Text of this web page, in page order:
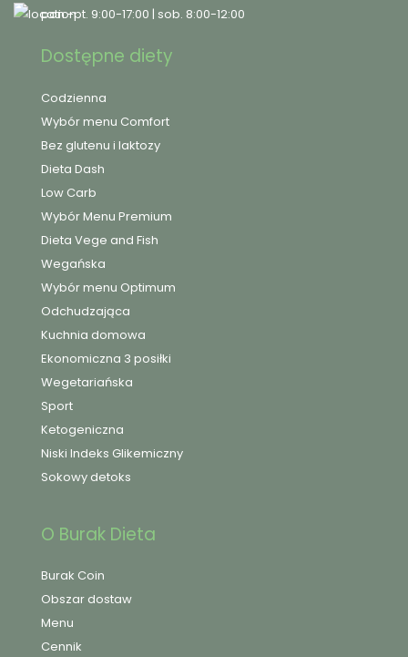
pon.-pt. 9:00-17:00 | sob. 8:00-12:00
Dostępne diety
Codzienna
Wybór menu Comfort
Bez glutenu i laktozy
Dieta Dash
Low Carb
Wybór Menu Premium
Dieta Vege and Fish
Wegańska
Wybór menu Optimum
Odchudzająca
Kuchnia domowa
Ekonomiczna 3 posiłki
Wegetariańska
Sport
Ketogeniczna
Niski Indeks Glikemiczny
Sokowy detoks
O Burak Dieta
Burak Coin
Obszar dostaw
Menu
Cennik